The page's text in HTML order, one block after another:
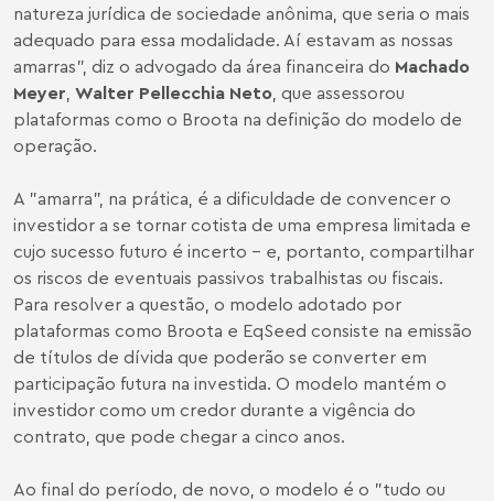
natureza jurídica de sociedade anônima, que seria o mais
adequado para essa modalidade. Aí estavam as nossas
amarras", diz o advogado da área financeira do Machado
Meyer, Walter Pellecchia Neto, que assessorou
plataformas como o Broota na definição do modelo de
operação.
A "amarra", na prática, é a dificuldade de convencer o
investidor a se tornar cotista de uma empresa limitada e
cujo sucesso futuro é incerto - e, portanto, compartilhar
os riscos de eventuais passivos trabalhistas ou fiscais.
Para resolver a questão, o modelo adotado por
plataformas como Broota e EqSeed consiste na emissão
de títulos de dívida que poderão se converter em
participação futura na investida. O modelo mantém o
investidor como um credor durante a vigência do
contrato, que pode chegar a cinco anos.
Ao final do período, de novo, o modelo é o "tudo ou